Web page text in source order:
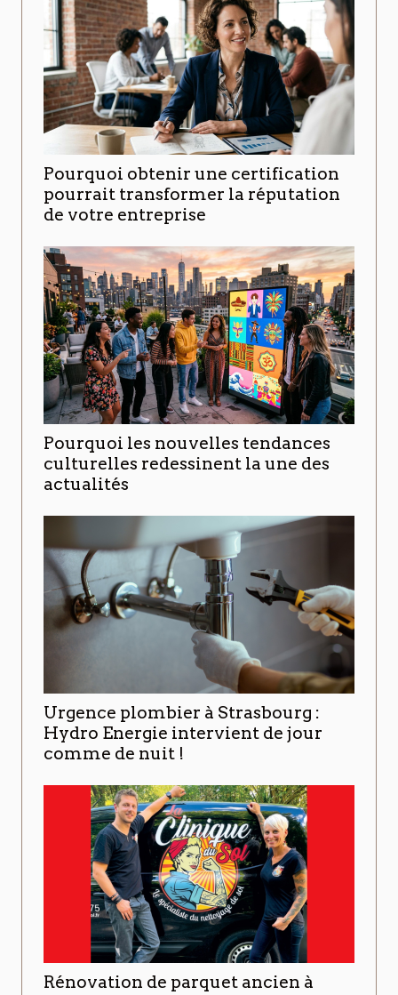
Pourquoi obtenir une certification
pourrait transformer la réputation
de votre entreprise
Pourquoi les nouvelles tendances
culturelles redessinent la une des
actualités
Urgence plombier à Strasbourg :
Hydro Energie intervient de jour
comme de nuit !
Rénovation de parquet ancien à